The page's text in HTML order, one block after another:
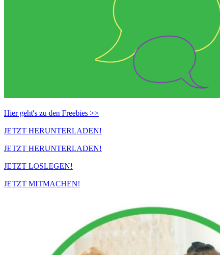
Hier geht's zu den Freebies >>
JETZT HERUNTERLADEN!
JETZT HERUNTERLADEN!
JETZT LOSLEGEN!
JETZT MITMACHEN!